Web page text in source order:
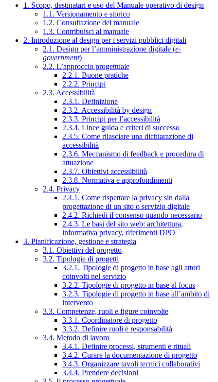
1. Scopo, destinatari e uso del Manuale operativo di design
1.1. Versionamento e storico
1.2. Consultazione del manuale
1.3. Contribuisci al manuale
2. Introduzione al design per i servizi pubblici digitali
2.1. Design per l’amministrazione digitale (e-
government)
2.2. L’approccio progettuale
2.2.1. Buone pratiche
2.2.2. Principi
2.3. Accessibilità
2.3.1. Definizione
2.3.2. Accessibilità by design
2.3.3. Principi per l’accessibilità
2.3.4. Linee guida e criteri di successo
2.3.5. Come rilasciare una dichiarazione di
accessibilità
2.3.6. Meccanismo di feedback e procedura di
attuazione
2.3.7. Obiettivi accessibilità
2.3.8. Normativa e approfondimenti
2.4. Privacy
2.4.1. Come rispettare la privacy sin dalla
progettazione di un sito o servizio digitale
2.4.2. Richiedi il consenso quando necessario
2.4.3. Le basi del sito web: architettura,
informativa privacy, riferimenti DPO
3. Pianificazione, gestione e strategia
3.1. Obiettivi del progetto
3.2. Tipologie di progetti
3.2.1. Tipologie di progetto in base agli attori
coinvolti nel servizio
3.2.2. Tipologie di progetto in base al focus
3.2.3. Tipologie di progetto in base all’ambito di
intervento
3.3. Competenze, ruoli e figure coinvolte
3.3.1. Coordinatore di progetto
3.3.2. Definire ruoli e responsabilità
3.4. Metodo di lavoro
3.4.1. Definire processi, strumenti e rituali
3.4.2. Curare la documentazione di progetto
3.4.3. Organizzare tavoli tecnici collaborativi
3.4.4. Prendere decisioni